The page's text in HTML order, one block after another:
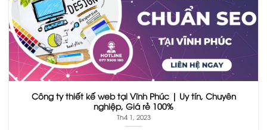
Công ty thiết kế web tại Vĩnh Phúc | Uy tín, Chuyên
nghiệp, Giá rẻ 100%
Th4 1, 2023